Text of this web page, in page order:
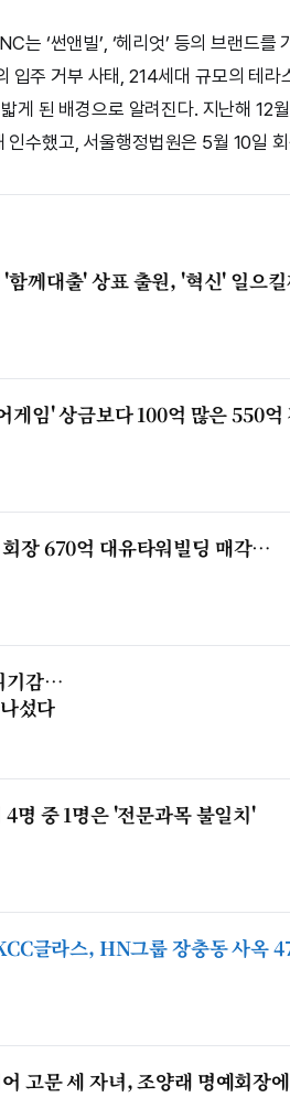
는 ‘썬앤빌’, ‘헤리엇’ 등의 브랜드
입주 거부 사태, 214세대 규모의 테라
게 된 배경으로 알려진다. 지난해 12
수했고, 서울행정법원은 5월 10일
함께대출' 상표 출원, '혁신' 일으
게임' 상금보다 100억 많은 550억
장 670억 대유타워빌딩 매각…
기감…
섰다
명 중 1명은 '전문과목 불일치'
글라스, HN그룹 장충동 사옥
고문 세 자녀, 조양래 명예회장